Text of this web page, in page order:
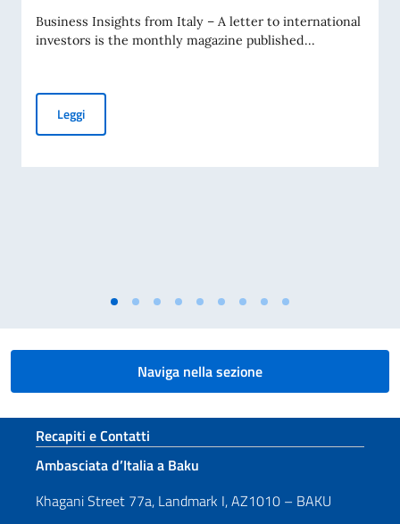
Business Insights from Italy – A letter to international
investors is the monthly magazine published...
LeggiBusiness Insights from Italy – A letter to international
Naviga nella sezione
Sezione footer
Recapiti e Contatti
Ambasciata d’Italia a Baku
Khagani Street 77a, Landmark I, AZ1010 – BAKU